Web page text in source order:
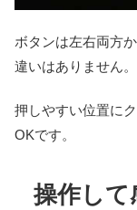
ボタンは左右両方
違いはありません。
押しやすい位置に
OKです。
操作して